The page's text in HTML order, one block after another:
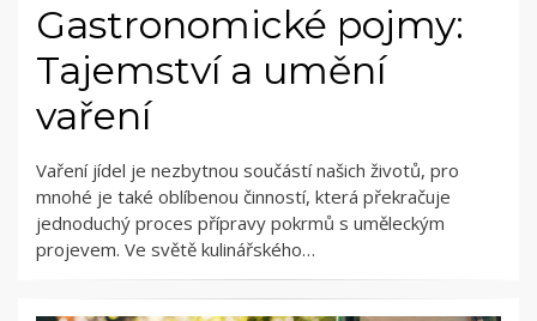
Gastronomické pojmy:
Tajemství a umění
vaření
Vaření jídel je nezbytnou součástí našich životů, pro
mnohé je také oblíbenou činností, která překračuje
jednoduchý proces přípravy pokrmů s uměleckým
projevem. Ve světě kulinářského…